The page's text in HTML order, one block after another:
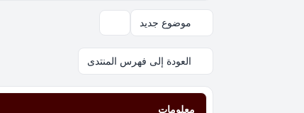
موضوع جديد
العودة إلى فهرس المنتدى
معلومات